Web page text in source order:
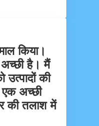
किया।
है। मैं
की
एक अच्छी
की तलाश में